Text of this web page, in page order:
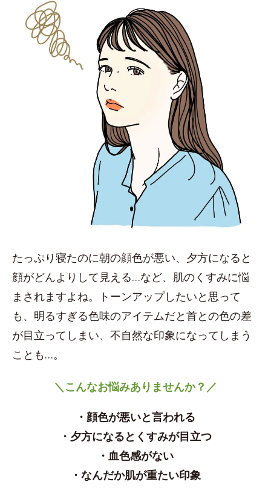
たっぷり寝たのに朝の顔色が悪い、夕方になると
顔がどんよりして見える…など、肌のくすみに悩
まされますよね。トーンアップしたいと思って
も、明るすぎる色味のアイテムだと首との色の差
が目立ってしまい、不自然な印象になってしまう
ことも…。
＼こんなお悩みありませんか？／
・顔色が悪いと言われる
・夕方になるとくすみが目立つ
・血色感がない
・なんだか肌が重たい印象